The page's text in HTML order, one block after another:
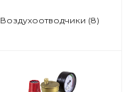
Воздухоотводчики (8)